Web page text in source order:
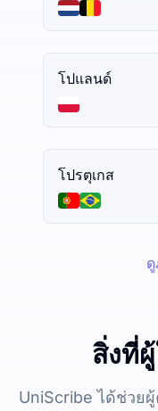
โปแลนด์
โปรตุเกส
สิ่งที่
UniScribe ได้ช่วย